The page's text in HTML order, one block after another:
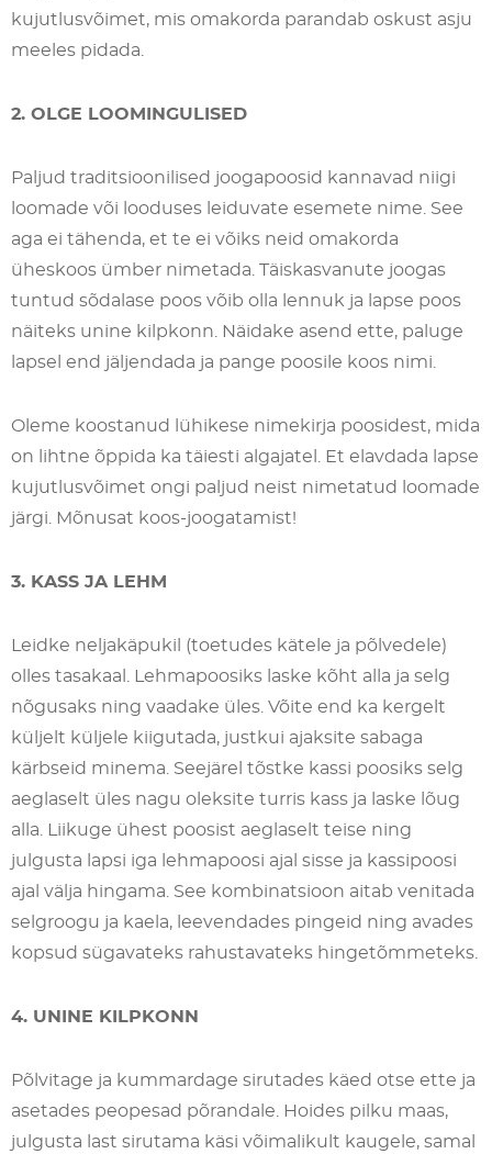
kujutlusvõimet, mis omakorda parandab oskust asju
meeles pidada.
2. OLGE LOOMINGULISED
Paljud traditsioonilised joogapoosid kannavad niigi
loomade või looduses leiduvate esemete nime. See
aga ei tähenda, et te ei võiks neid omakorda
üheskoos ümber nimetada. Täiskasvanute joogas
tuntud sõdalase poos võib olla lennuk ja lapse poos
näiteks unine kilpkonn. Näidake asend ette, paluge
lapsel end jäljendada ja pange poosile koos nimi.
Oleme koostanud lühikese nimekirja poosidest, mida
on lihtne õppida ka täiesti algajatel. Et elavdada lapse
kujutlusvõimet ongi paljud neist nimetatud loomade
järgi. Mõnusat koos-joogatamist!
3. KASS JA LEHM
Leidke neljakäpukil (toetudes kätele ja põlvedele)
olles tasakaal. Lehmapoosiks laske kõht alla ja selg
nõgusaks ning vaadake üles. Võite end ka kergelt
küljelt küljele kiigutada, justkui ajaksite sabaga
kärbseid minema. Seejärel tõstke kassi poosiks selg
aeglaselt üles nagu oleksite turris kass ja laske lõug
alla. Liikuge ühest poosist aeglaselt teise ning
julgusta lapsi iga lehmapoosi ajal sisse ja kassipoosi
ajal välja hingama. See kombinatsioon aitab venitada
selgroogu ja kaela, leevendades pingeid ning avades
kopsud sügavateks rahustavateks hingetõmmeteks.
4. UNINE KILPKONN
Põlvitage ja kummardage sirutades käed otse ette ja
asetades peopesad põrandale. Hoides pilku maas,
julgusta last sirutama käsi võimalikult kaugele, samal